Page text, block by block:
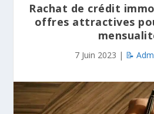
Rachat de crédit
offres attractives
7 Juin 2023 | 📝